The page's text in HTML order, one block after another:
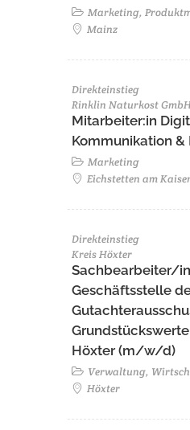
Marketing,
Mainz
Direkteinstieg
Rinklin Naturkost
Mitarbeiter:in
Kommunikation &
Marketing
Eichstetten am
Direkteinstieg
Kreis Höxter
Sachbearbeiter/
Geschäftsstelle
Höxter (m/w/d)
Verwaltung,
Höxter